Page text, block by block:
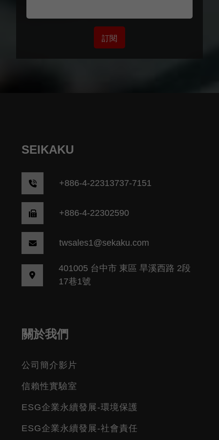
訂閱
SEIKAKU
+886-4-22313737-7151
+886-4-22302590
twsales1@sekaku.com
401005 台中市 東區 旱溪西路 2段
17巷1號
關於我們
公司簡介影片
信賴性實驗室
ESG企業永續發展-環境保護
ESG企業永續發展-社會責任